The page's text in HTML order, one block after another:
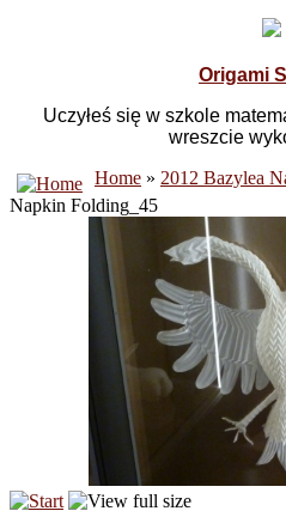
Origami
Uczyłeś się w szkole
wreszcie
Home » 2012 Bazylea
Napkin Folding_45